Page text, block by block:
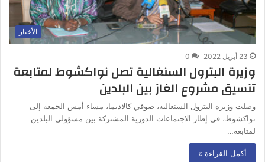
الأخبار
23 أبريل 2022 0
وزيرة البترول السنغالية تصل نواكشوط لمتابعة
تنسيق مشروع الغاز بين البلدين
وصلت وزيرة البترول السنغالية، صوفي كالاديما، مساء أمس الجمعة إلى
نواكشوط، في إطار الاجتماعات الدورية المشتركة بين مسؤولي البلدين
لمتابعة…
أكمل القراءة »